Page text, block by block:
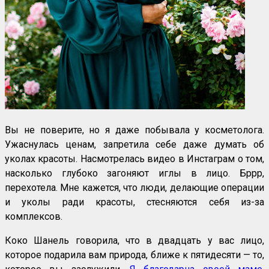
Вы не поверите, но я даже побывала у косметолога.
Ужаснулась ценам, запретила себе даже думать об
уколах красоты. Насмотрелась видео в Инстаграм о том,
насколько глубоко загоняют иглы в лицо. Бррр,
перехотела. Мне кажется, что люди, делающие операции
и уколы ради красоты, стесняются себя из-за
комплексов.
Коко Шанель говорила, что в двадцать у вас лицо,
которое подарила вам природа, ближе к пятидесяти — то,